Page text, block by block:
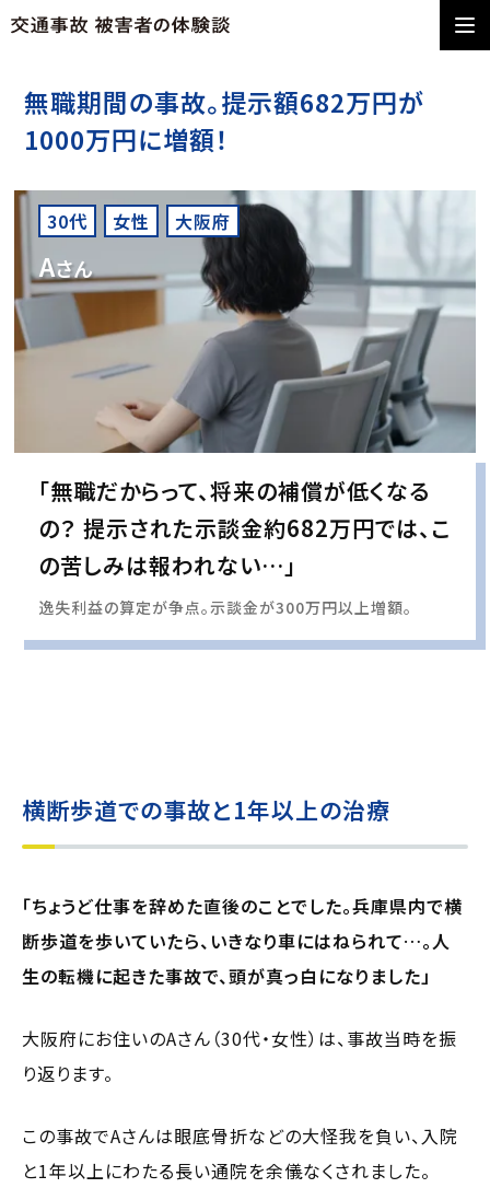
無職期間の事故。提示額682万円が
1000万円に増額！
30代 女性 大阪府
Aさん
「無職だからって、将来の補償が低くなる
の？ 提示された示談金約682万円では、こ
の苦しみは報われない…」
逸失利益の算定が争点。示談金が300万円以上増額。
横断歩道での事故と1年以上の治療
「ちょうど仕事を辞めた直後のことでした。兵庫県内で横
断歩道を歩いていたら、いきなり車にはねられて…。人
生の転機に起きた事故で、頭が真っ白になりました」
大阪府にお住いのAさん（30代・女性）は、事故当時を振
り返ります。
この事故でAさんは眼底骨折などの大怪我を負い、入院
と1年以上にわたる長い通院を余儀なくされました。